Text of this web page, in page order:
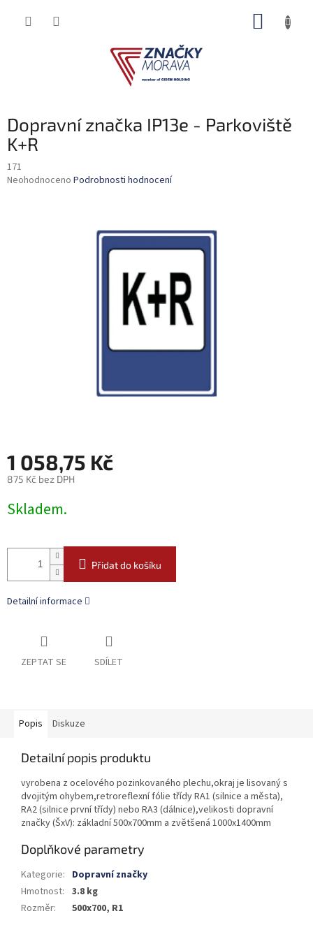
Dopravní značka IP13e - Parkoviště
K+R
171
Průměrné
Neohodnoceno Podrobnosti hodnocení
1 058,75 Kč
875 Kč bez DPH
cena:
Skladem.
Přidat do košíku
Detailní informace
ZEPTAT SE SDÍLET
Popis Diskuze
Detailní popis produktu
vyrobena z ocelového pozinkovaného plechu,okraj je lisovaný s
dvojitým ohybem,retroreflexní fólie třídy RA1 (silnice a města),
RA2 (silnice první třídy) nebo RA3 (dálnice),velikosti dopravní
značky (ŠxV): základní 500x700mm a zvětšená 1000x1400mm
Doplňkové parametry
Kategorie: Dopravní značky
Hmotnost: 3.8 kg
Rozměr: 500x700, R1